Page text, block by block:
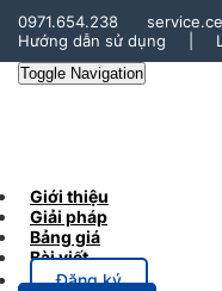
0971.654.238
Hướng dẫn sử dụng
Toggle Navigation
Giới thiệu
Giải pháp
Bảng giá
Bài viết
Đăng ký